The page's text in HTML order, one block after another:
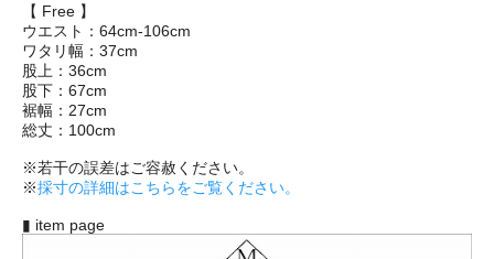
【 Free 】
ウエスト：64cm-106cm
ワタリ幅：37cm
股上：36cm
股下：67cm
裾幅：27cm
総丈：100cm
※若干の誤差はご容赦ください。
※採寸の詳細はこちらをご覧ください。
▮ item page